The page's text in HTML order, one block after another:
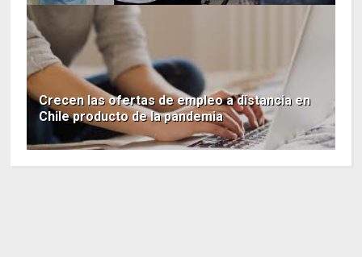
Crecen las ofertas de empleo a distancia en
Chile producto de la pandemia